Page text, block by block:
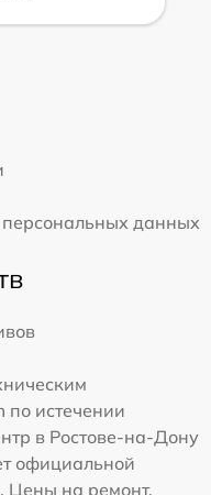
персональных данных
по истечении
в Ростове-на-Дону
официальной
Цены на ремонт,